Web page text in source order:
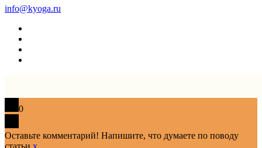
info@kyoga.ru
0
Оставьте комментарий! Напишите, что думаете по поводу
статьи.x